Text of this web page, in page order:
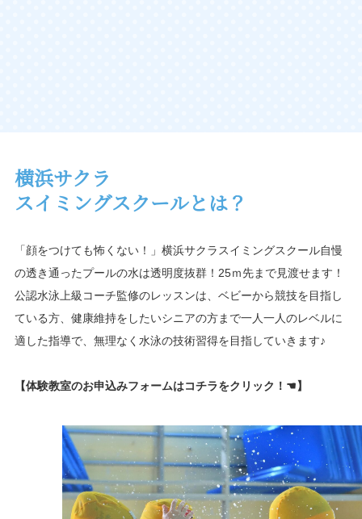
横浜サクラ
スイミングスクールとは？
「顔をつけても怖くない！」横浜サクラスイミングスクール自慢
の透き通ったプールの水は透明度抜群！25ｍ先まで見渡せます！
公認水泳上級コーチ監修のレッスンは、ベビーから競技を目指し
ている方、健康維持をしたいシニアの方まで一人一人のレベルに
適した指導で、無理なく水泳の技術習得を目指していきます♪
【体験教室のお申込みフォームはコチラをクリック！☚】